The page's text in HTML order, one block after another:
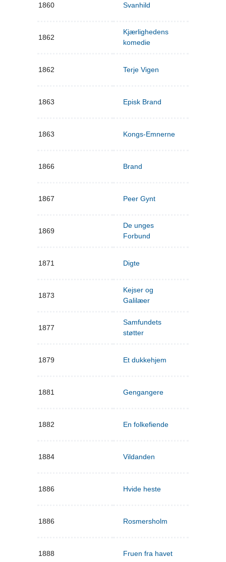
1860 Svanhild
1862
Kjærlighedens
komedie
1862 Terje Vigen
1863 Episk Brand
1863 Kongs-Emnerne
1866 Brand
1867 Peer Gynt
1869
De unges
Forbund
1871 Digte
1873
Kejser og
Galilæer
1877
Samfundets
støtter
1879 Et dukkehjem
1881 Gengangere
1882 En folkefiende
1884 Vildanden
1886 Hvide heste
1886 Rosmersholm
1888 Fruen fra havet